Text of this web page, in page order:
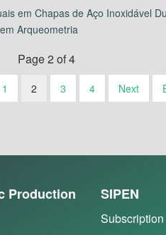
em Chapas de Aço Inoxidável
Arqueometria
Page 2 of 4
1 2 3 4 Next
Production SIPEN
Subscription